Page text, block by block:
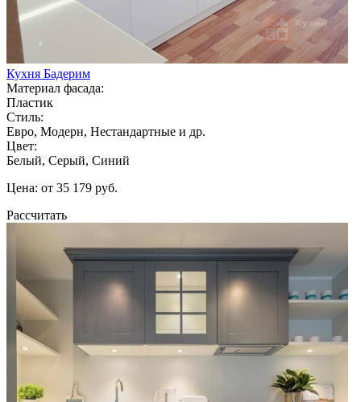
Кухня Бадерим
Материал фасада:
Пластик
Стиль:
Евро, Модерн, Нестандартные и др.
Цвет:
Белый, Серый, Синий
Цена: от 35 179 руб.
Рассчитать